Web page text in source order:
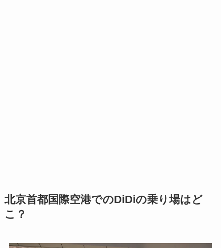
北京首都国際空港でのDiDiの乗り場はど
こ？